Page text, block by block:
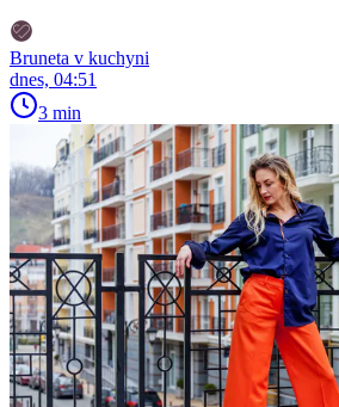
Bruneta v kuchyni
dnes, 04:51
3 min